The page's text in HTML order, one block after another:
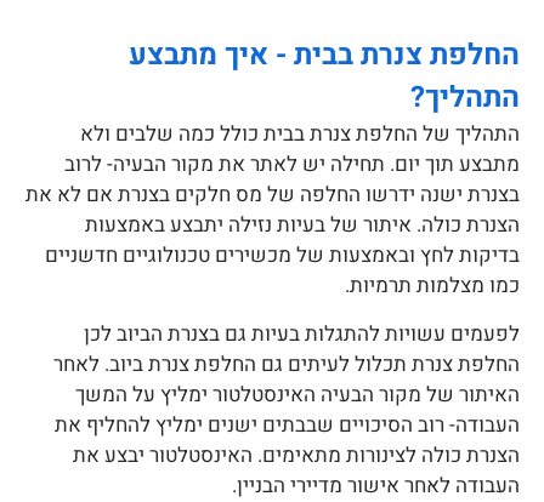
החלפת צנרת בבית - איך מתבצע
התהליך?
התהליך של החלפת צנרת בבית כולל כמה שלבים ולא
מתבצע תוך יום. תחילה יש לאתר את מקור הבעיה- לרוב
בצנרת ישנה ידרשו החלפה של מס חלקים בצנרת אם לא את
הצנרת כולה. איתור של בעיות נזילה יתבצע באמצעות
בדיקות לחץ ובאמצעות של מכשירים טכנולוגיים חדשניים
כמו מצלמות תרמיות.
לפעמים עשויות להתגלות בעיות גם בצנרת הביוב לכן
החלפת צנרת תכלול לעיתים גם החלפת צנרת ביוב. לאחר
האיתור של מקור הבעיה האינסטלטור ימליץ על המשך
העבודה- רוב הסיכויים שבבתים ישנים ימליץ להחליף את
הצנרת כולה לצינורות מתאימים. האינסטלטור יבצע את
העבודה לאחר אישור מדיירי הבניין.